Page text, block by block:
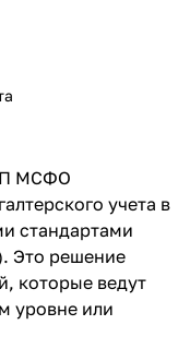
МСФО
учета в
стандартами
Это решение
которые ведут
уровне или